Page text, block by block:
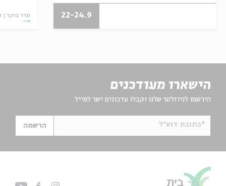
22-24.9 סדר בוקר
הישארו מעודכנים
הירשמו לניוזלטר שלנו וקבלו עדכונים ישר למייל
*כתובת דוא"ל הרשמה